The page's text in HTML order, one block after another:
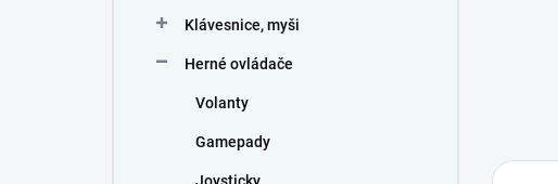
Klávesnice, myši
Herné ovládače
Volanty
Gamepady